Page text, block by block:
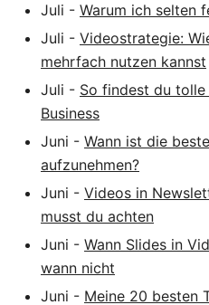
Juli - Warum ich selten
Juli - Videostrategie:
mehrfach nutzen kannst
Juli - So findest du
Business
Juni - Wann ist die
aufzunehmen?
Juni - Videos in
musst du achten
Juni - Wann Slides in
wann nicht
Juni - Meine 20 besten